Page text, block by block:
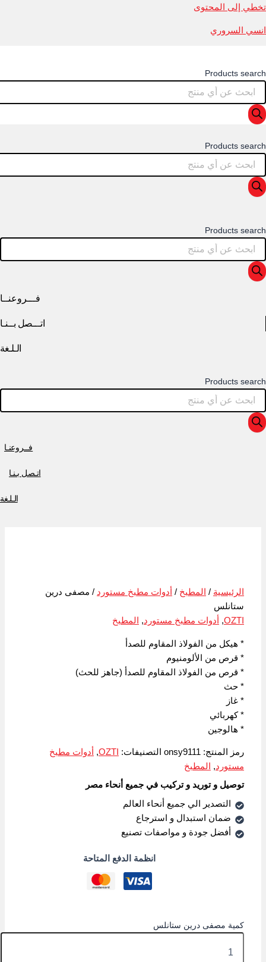
تخطي إلى المحتوى
انسي السروري
Products search
Products search
Products search
فـــروعنــا
اتـــصل بــنـا
الـلـغة
Products search
فــروعنـا
اتـصل بـنـا
الـلـغة
الرئيسية / المطبخ / أدوات مطبخ مستورد / مصفى درين
ستانلس
OZTI
, أدوات مطبخ مستورد, المطبخ
* هيكل من الفولاذ المقاوم للصدأ
* قرص من الألومنيوم
* قرص من الفولاذ المقاوم للصدأ (جاهز للحث)
* حث
* غاز
* كهربائي
* هالوجين
رمز المنتج: onsy9111 التصنيفات: OZTI
,
أدوات مطبخ
مستورد,
المطبخ
توصيل و توريد و تركيب في جميع أنحاء مصر
التصدير الي جميع أنحاء العالم
ضمان استبدال و استرجاع
أفضل جودة و مواصفات تصنيع
انظمة الدفع المتاحة
كمية مصفى درين ستانلس